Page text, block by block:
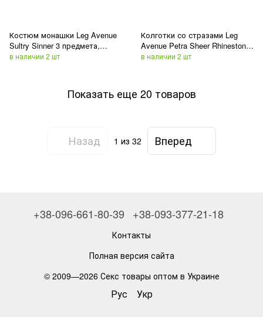
Костюм монашки Leg Avenue
Sultry Sinner 3 предмета,
черный с белым, S
в наличии 2 шт
Колготки со стразами Leg
Avenue Petra Sheer Rhinestone,
черные, One Size
в наличии 2 шт
Показать еще 20 товаров
Назад 1 из 32 Вперед
+38-096-661-80-39 +38-093-377-21-18
Контакты
Полная версия сайта
© 2009—2026 Секс товары оптом в Украине
Рус Укр